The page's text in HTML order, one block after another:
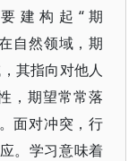
建构起“期
自然领域，期
其指向对他人
，期望常常落
面对冲突，行
。学习意味着